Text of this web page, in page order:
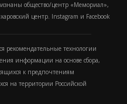
общество/центр «Мемориал»,
центр. Instagram и Facebook
рекомендательные технологии
информации на основе сбора,
к предпочтениям
на территории Российской